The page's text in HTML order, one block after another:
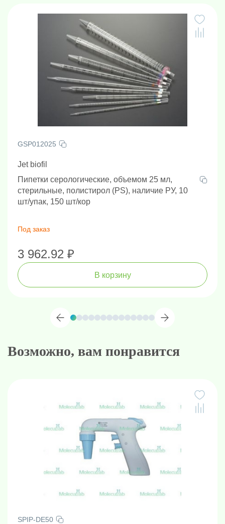
GSP012025
Jet biofil
Пипетки серологические, объемом 25 мл,
стерильные, полистирол (PS), наличие РУ, 10
шт/упак, 150 шт/кор
Под заказ
3 962.92 ₽
В корзину
Возможно, вам понравится
SPIP-DE50